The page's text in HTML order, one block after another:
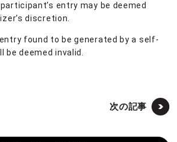
entry may be deemed
discretion.
found to be generated by a self-
be deemed invalid.
次の記事